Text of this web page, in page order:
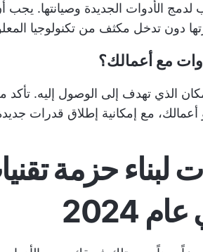
الأدوات الجديدة وصيانتها. يجب
دون تدخل مكثف من تكنولوجيا
الذي تهدف إلى الوصول إليه. تأكد
مع إمكانية إطلاق قدرات
10 أدوات لبناء حزمة
2024